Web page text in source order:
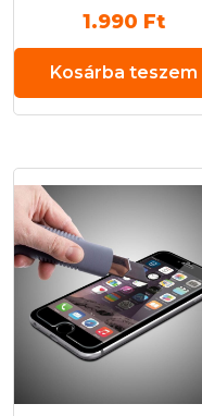
1.990 Ft
Kosárba teszem